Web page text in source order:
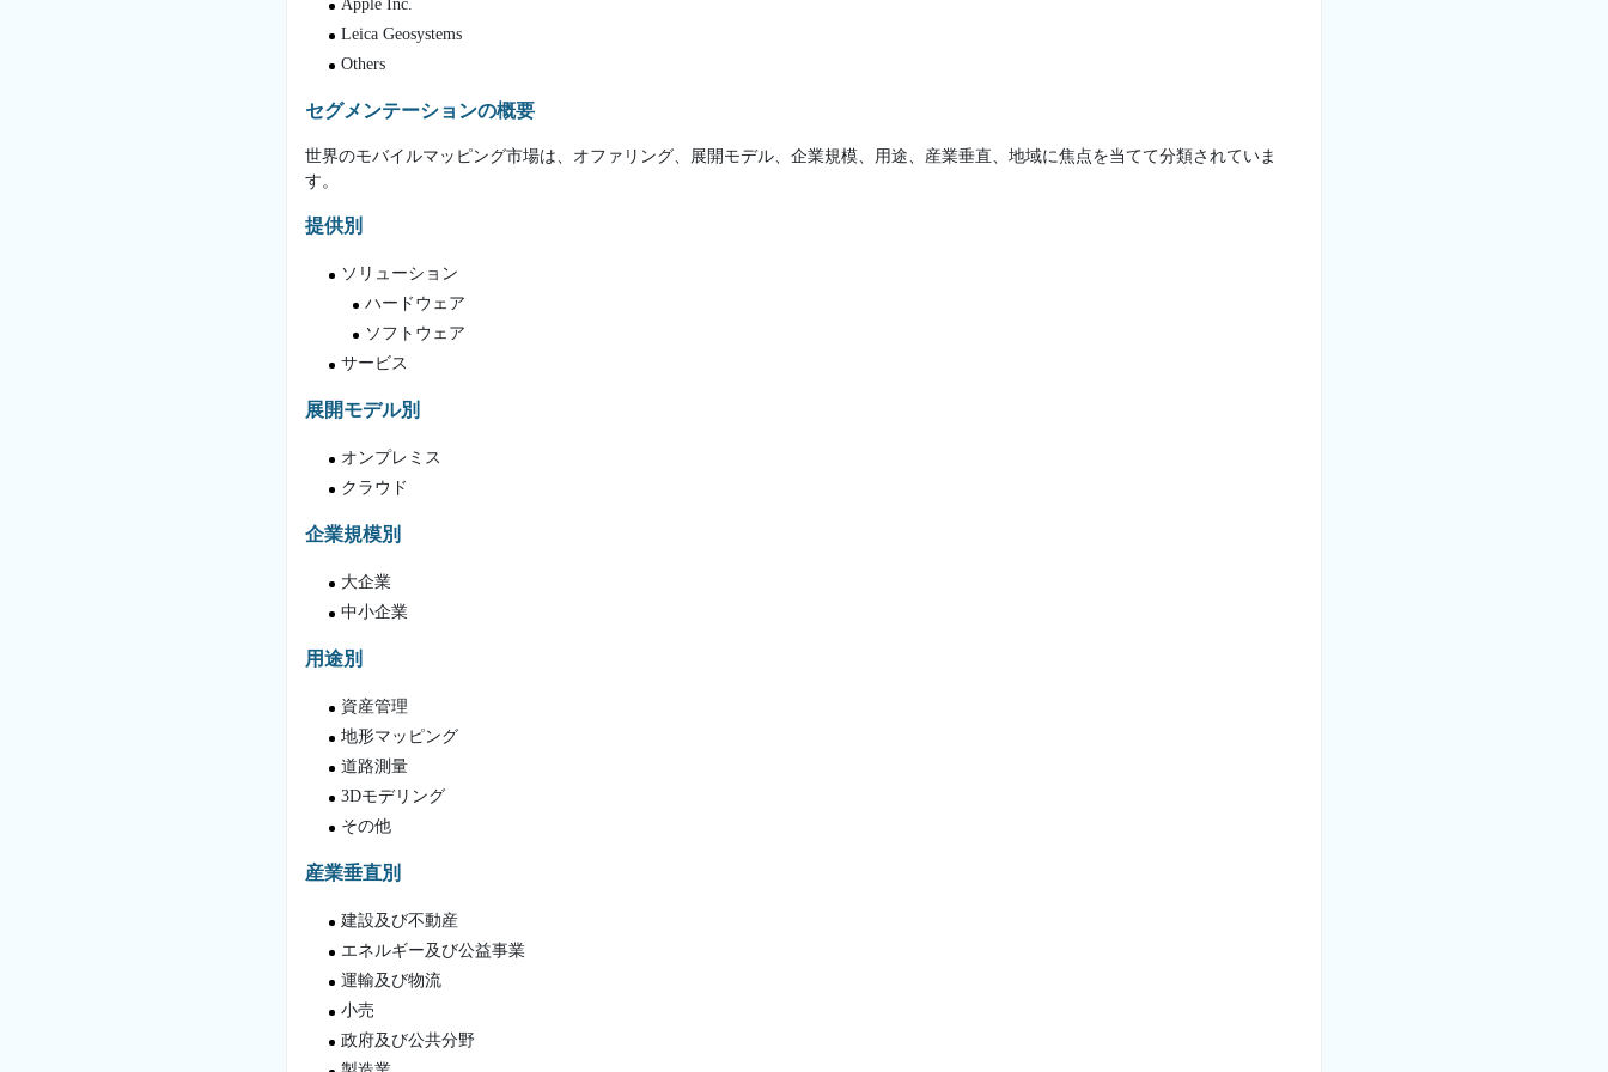
Apple Inc.
Leica Geosystems
Others
セグメンテーションの概要
世界のモバイルマッピング市場は、オファリング、展開モデル、企業規模、用途、産業垂直、地域に焦点を当てて分類されていま
す。
提供別
ソリューション
ハードウェア
ソフトウェア
サービス
展開モデル別
オンプレミス
クラウド
企業規模別
大企業
中小企業
用途別
資産管理
地形マッピング
道路測量
3Dモデリング
その他
産業垂直別
建設及び不動産
エネルギー及び公益事業
運輸及び物流
小売
政府及び公共分野